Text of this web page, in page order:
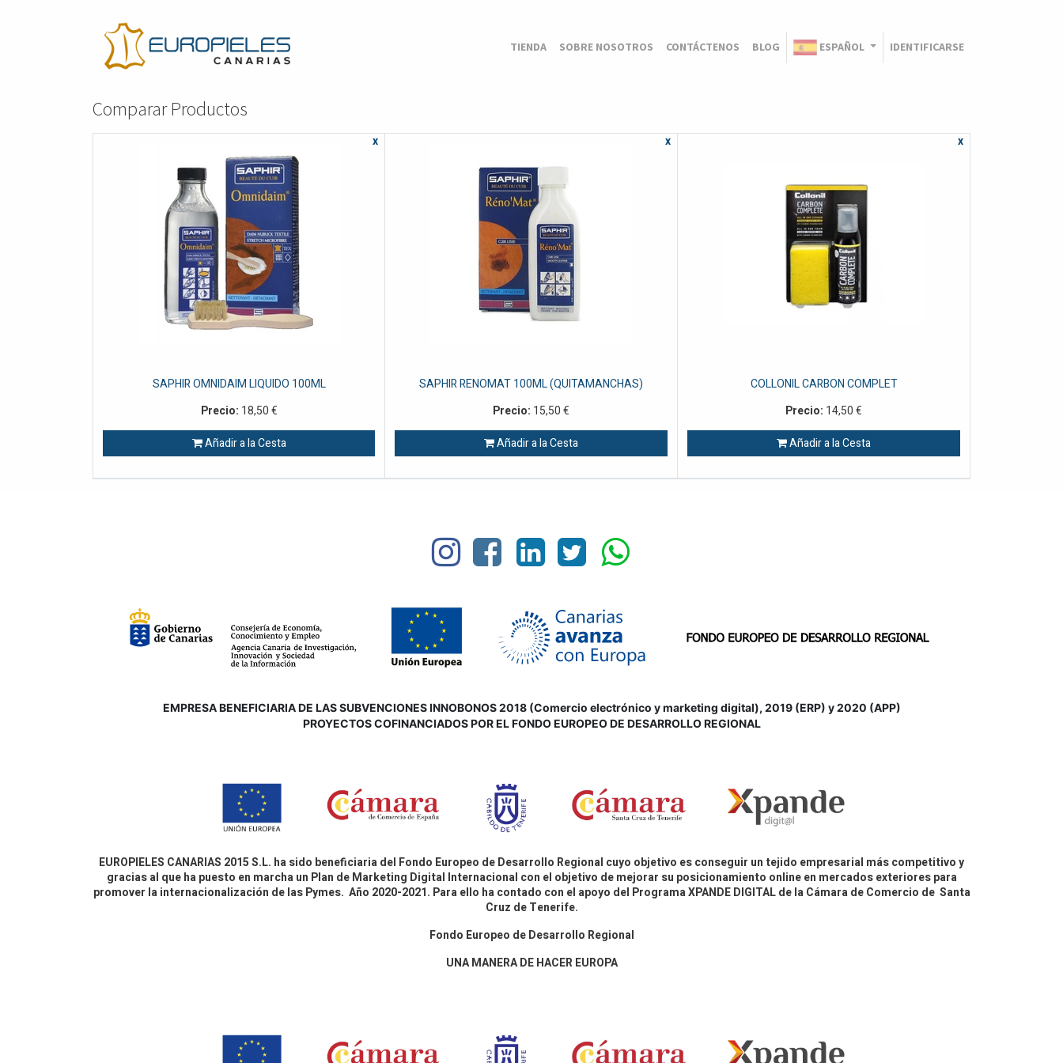
TIENDA SOBRE NOSOTROS CONTÁCTENOS BLOG ESPAÑOL IDENTIFICARSE
Comparar Productos
x x x
SAPHIR OMNIDAIM LIQUIDO 100ML
Precio: 18,50€
Añadir a la Cesta
SAPHIR RENOMAT 100ML (QUITAMANCHAS)
Precio: 15,50€
Añadir a la Cesta
COLLONIL CARBON COMPLET
Precio: 14,50€
Añadir a la Cesta
EMPRESA BENEFICIARIA DE LAS SUBVENCIONES INNOBONOS 2018 (Comercio electrónico y marketing digital), 2019 (ERP) y 2020 (APP)
PROYECTOS COFINANCIADOS POR EL FONDO EUROPEO DE DESARROLLO REGIONAL
EUROPIELES CANARIAS 2015 S.L. ha sido beneficiaria del Fondo Europeo de Desarrollo Regional cuyo objetivo es conseguir un tejido empresarial más competitivo y
gracias al que ha puesto en marcha un Plan de Marketing Digital Internacional con el objetivo de mejorar su posicionamiento online en mercados exteriores para
promover la internacionalización de las Pymes. Año 2020-2021. Para ello ha contado con el apoyo del Programa XPANDE DIGITAL de la Cámara de Comercio de Santa
Cruz de Tenerife.
Fondo Europeo de Desarrollo Regional
UNA MANERA DE HACER EUROPA